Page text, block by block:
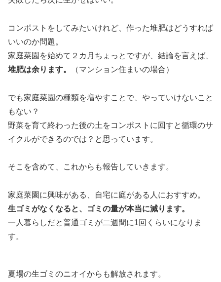
コンポストをしてみたいけれど、作った堆肥はどうすれば
いいのか問題。
家庭菜園を始めて２カ月ちょっとですが、結論を言えば、
堆肥は余ります。
（マンション住まいの場合）
でも家庭菜園の種類を増やすことで、やっていけないこと
もない？
野菜を育て終わった後の土をコンポストに回すと循環のサ
イクルができるのでは？と思っています。
そこを含めて、これからも報告していきます。
家庭菜園に興味がある、自宅に庭がある人におすすめ。
生ゴミがなくなると、ゴミの量が本当に減ります。
一人暮らしだと普通ゴミが二週間に1回くらいになりま
す。
夏場の生ゴミのニオイからも解放されます。